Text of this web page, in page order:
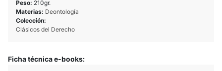
Peso: 210gr.
Materias: Deontología
Colección:
Clásicos del Derecho
Ficha técnica e-books: